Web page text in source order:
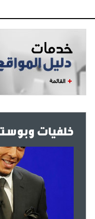
القائمة
خلفيات